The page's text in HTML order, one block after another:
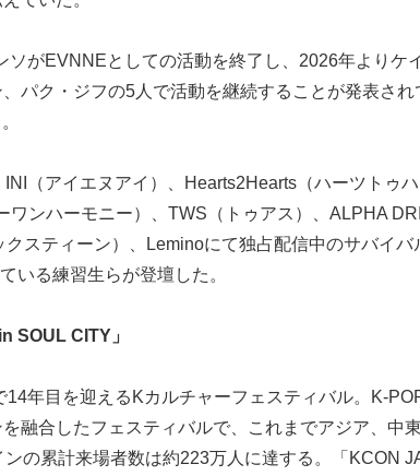
がEVNNEとしての活動を終了し、2026年よりケ
パク・ジフの5人で活動を継続することが発表さ
（アイエヌアイ）、Hearts2Hearts（ハーツトゥ
ワンハーモニー）、TWS（トゥアス）、ALPHA
スティーン）、Leminoにて独占配信中のサバイバ
いる練習生らが登壇した。
SOUL CITY」
年目を迎えるKカルチャーフェスティバル。K-
融合したフェスティバルで、これまでアジア、中
の累計来場者数は約223万人に達する。「KCON